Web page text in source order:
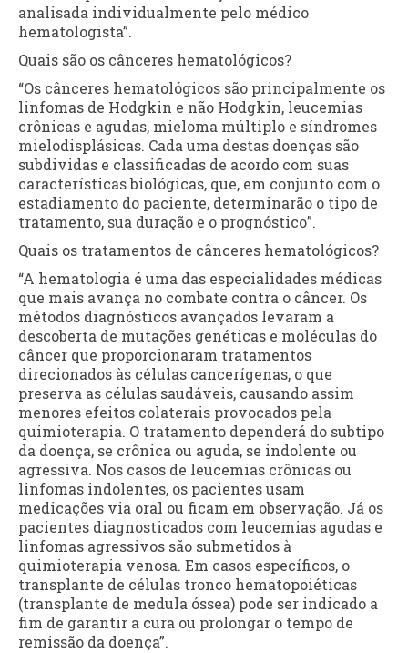
analisada individualmente pelo médico
hematologista”.
Quais são os cânceres hematológicos?
“Os cânceres hematológicos são principalmente os
linfomas de Hodgkin e não Hodgkin, leucemias
crônicas e agudas, mieloma múltiplo e síndromes
mielodisplásicas. Cada uma destas doenças são
subdividas e classificadas de acordo com suas
características biológicas, que, em conjunto com o
estadiamento do paciente, determinarão o tipo de
tratamento, sua duração e o prognóstico”.
Quais os tratamentos de cânceres hematológicos?
“A hematologia é uma das especialidades médicas
que mais avança no combate contra o câncer. Os
métodos diagnósticos avançados levaram a
descoberta de mutações genéticas e moléculas do
câncer que proporcionaram tratamentos
direcionados às células cancerígenas, o que
preserva as células saudáveis, causando assim
menores efeitos colaterais provocados pela
quimioterapia. O tratamento dependerá do subtipo
da doença, se crônica ou aguda, se indolente ou
agressiva. Nos casos de leucemias crônicas ou
linfomas indolentes, os pacientes usam
medicações via oral ou ficam em observação. Já os
pacientes diagnosticados com leucemias agudas e
linfomas agressivos são submetidos à
quimioterapia venosa. Em casos específicos, o
transplante de células tronco hematopoiéticas
(transplante de medula óssea) pode ser indicado a
fim de garantir a cura ou prolongar o tempo de
remissão da doença”.